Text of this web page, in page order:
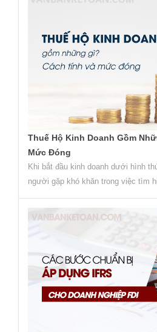
Thuế Hộ Kinh Doanh Gồm
Mức Đóng
Khi bắt đầu kinh doanh dưới hình
người gặp khó khăn trong việc tìm